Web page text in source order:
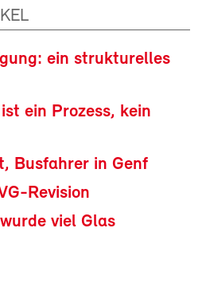
ein strukturelles
ein Prozess, kein
Busfahrer in Genf
Revision
viel Glas